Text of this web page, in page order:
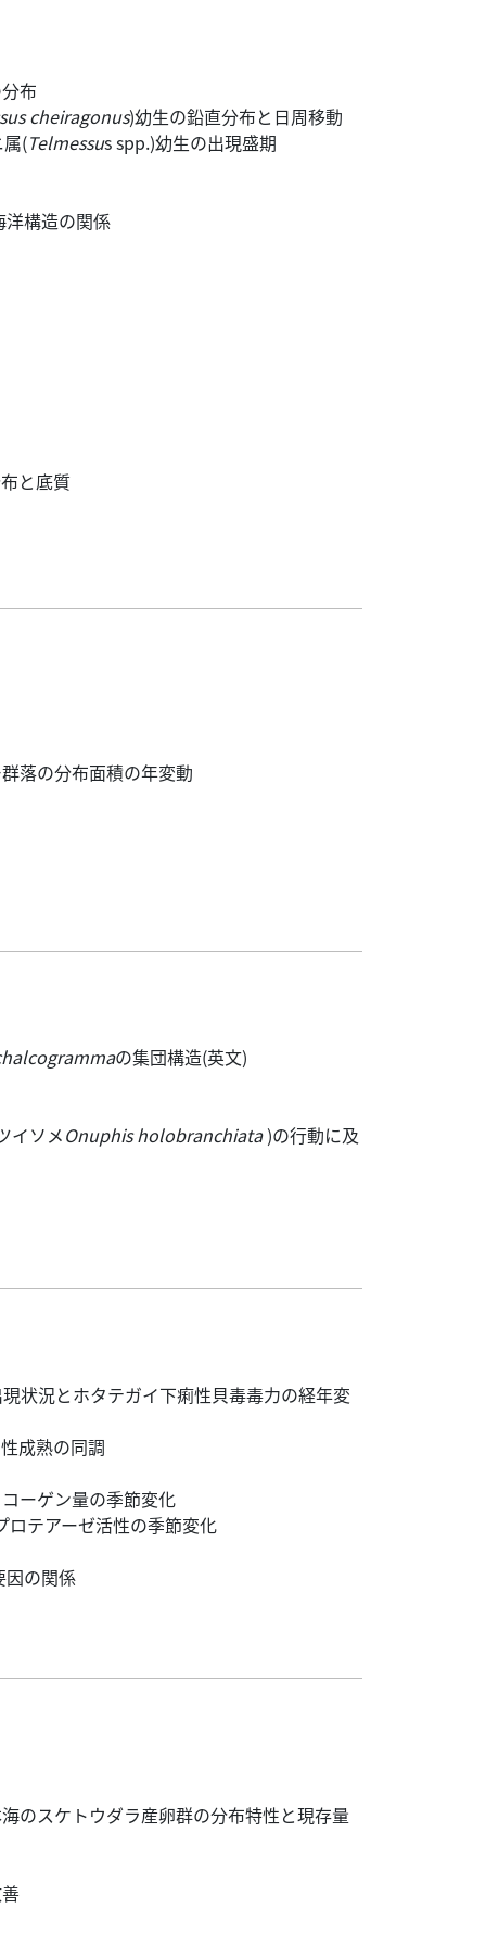
布
cheiragonus)幼生の鉛直分布と日周移動
(Telmessus spp.)幼生の出現盛期
構造の関係
と底質
落の分布面積の年変動
の集団構造(英文)
イソメOnuphis holobranchiata)の行動に及
状況とホタテガイ下痢性貝毒毒力の経年変
成熟の同調
ーゲン量の季節変化
テアーゼ活性の季節変化
の関係
のスケトウダラ産卵群の分布特性と現存量